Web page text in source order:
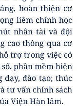
hoàn thiện cơ
liêm chính học
nhân tài và đội
cao thông qua cơ
trợ trong việc có
phần mềm hiện
đào tạo; thúc
tư vấn chính sách
Viện Hàn lâm.